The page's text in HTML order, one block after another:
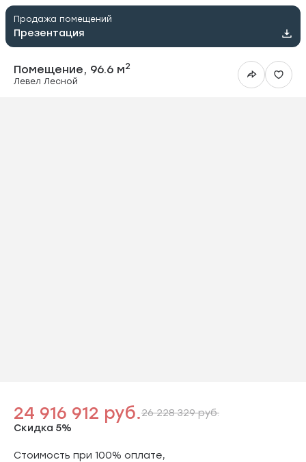
Продажа помещений
Презентация
Помещение, 96.6 м2
Левел Лесной
24 916 912 руб.
Скидка 5%
26 228 329 руб.
Стоимость при 100% оплате,